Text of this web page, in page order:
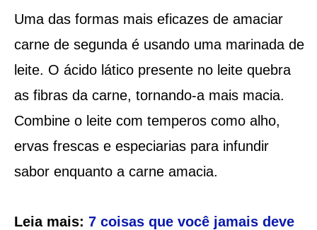
Uma das formas mais eficazes de amaciar
carne de segunda é usando uma marinada de
leite. O ácido lático presente no leite quebra
as fibras da carne, tornando-a mais macia.
Combine o leite com temperos como alho,
ervas frescas e especiarias para infundir
sabor enquanto a carne amacia.
Leia mais: 7 coisas que você jamais deve